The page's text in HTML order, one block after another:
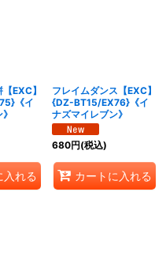
EXC】
《イ
入れる
フレイムダンス【EXC】
{DZ-BT15/EX76}《イ
ナズマイレブン》
680円(税込)
カートに入れる